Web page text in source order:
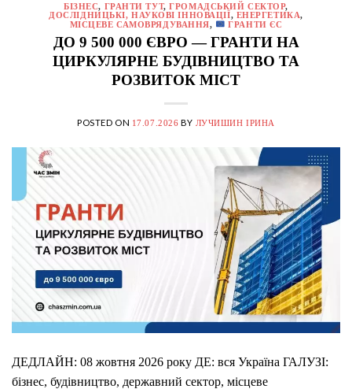
БІЗНЕС, ГРАНТИ ТУТ,ГРОМАДСЬКИЙ СЕКТОР,
ДОСЛІДНИЦЬКІ, НАУКОВІ ІННОВАЦІЇ, ЕНЕРГЕТИКА,
МІСЦЕВЕ САМОВРЯДУВАННЯ, ГРАНТИ ЄС
ДО 9 500 000 ЄВРО — ГРАНТИ НА
ЦИРКУЛЯРНЕ БУДІВНИЦТВО ТА
РОЗВИТОК МІСТ
POSTED ON 17.07.2026 BY ЛУЧИШИН ІРИНА
ДЕДЛАЙН: 08 жовтня 2026 року ДЕ: вся Україна ГАЛУЗІ:
бізнес, будівництво, державний сектор, місцеве